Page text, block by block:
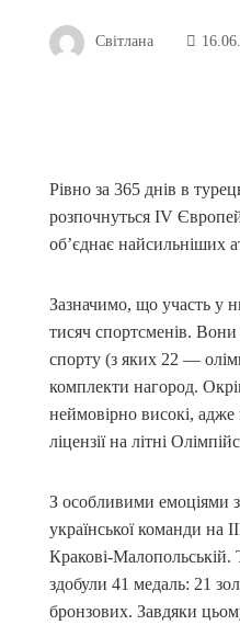
Світлана
Рівно за 365 днів в
розпочнуться IV
об’єднає найсильніших
Зазначимо, що участь у
тисяч спортсменів.
спорту (з яких 22 —
комплекти нагород.
неймовірно високі,
ліцензії на літні
З особливими емоціями
української команди на
Кракові-Малопольській.
здобули 41 медаль: 21
бронзових. Завдяки